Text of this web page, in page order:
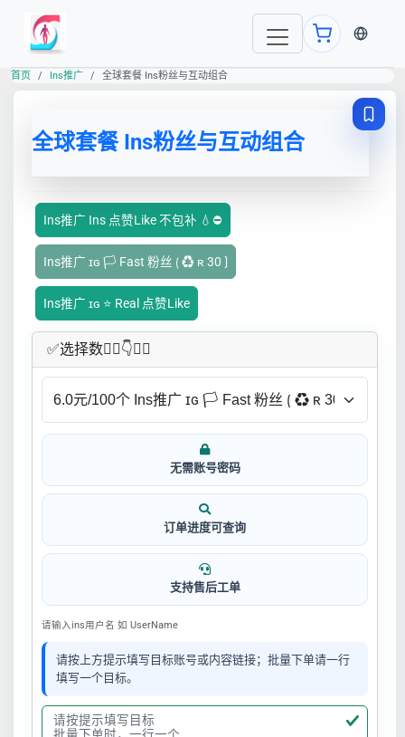
当前语
首页 Ins推广 全球套餐 Ins粉丝与互动组合
全球套餐 Ins粉丝与互动组合
Ins推广 Ins 点赞Like 不包补 💧⛔
Ins推广 ɪɢ 🏳️ Fast 粉丝 ⟮ ♻ ʀ 30 ⟯
Ins推广 ɪɢ ⭐ Real 点赞Like
✅​选择数👇🏻​​👇👇🏻​​
无需账号密码
订单进度可查询
支持售后工单
请输入ins用户名 如 UserName
请按上方提示填写目标账号或内容链接；批量下单请一行
填写一个目标。